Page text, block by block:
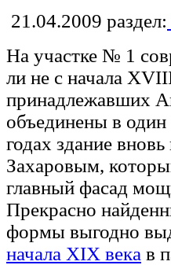
21.04.2009 раздел:
На участке № 1
ли не с начала
принадлежавших
объединены в
годах здание
Захаровым,
главный фасад
Прекрасно
формы выгодно
начала XIX века в